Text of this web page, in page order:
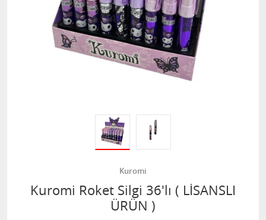
Kuromi
Kuromi Roket Silgi 36'lı ( LİSANSLI
ÜRÜN )